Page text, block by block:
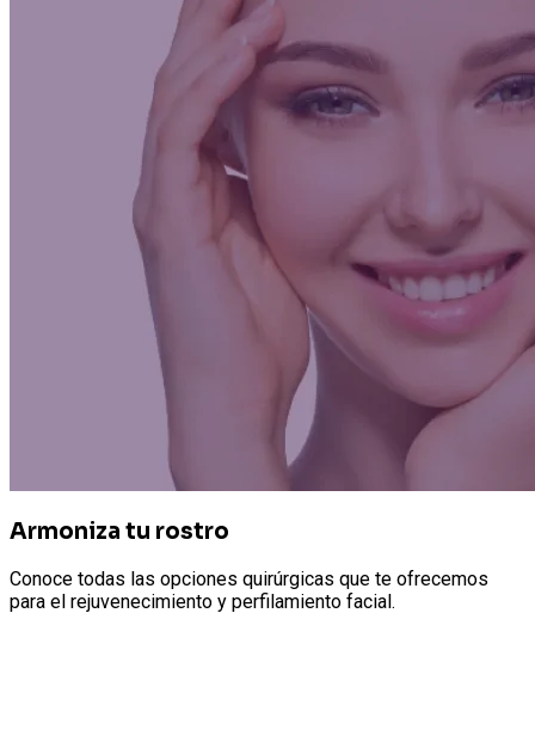
Armoniza tu rostro
Conoce todas las opciones quirúrgicas que te ofrecemos
para el rejuvenecimiento y perfilamiento facial.